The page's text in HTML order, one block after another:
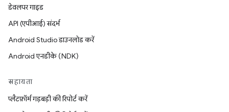
डेवलपर गाइड
API (एपीआई) संदर्भ
Android Studio डाउनलोड करें
Android एनडीके (NDK)
सहायता
प्लैटफ़ॉर्म गड़बड़ी की रिपोर्ट करें